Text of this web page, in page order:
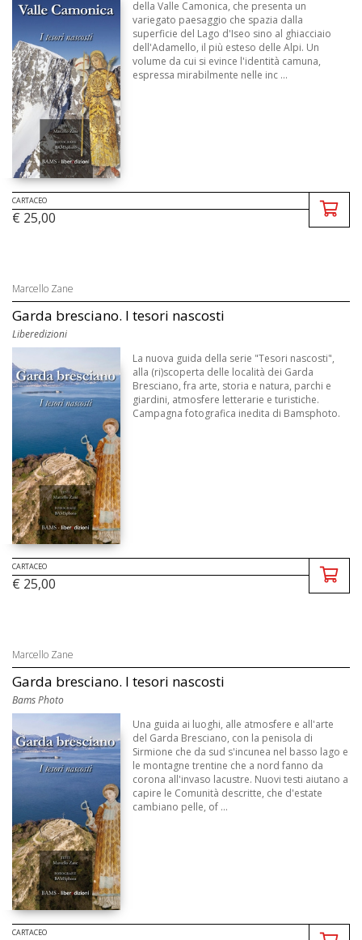
della Valle Camonica, che presenta un
variegato paesaggio che spazia dalla
superficie del Lago d'Iseo sino al ghiacciaio
dell'Adamello, il più esteso delle Alpi. Un
volume da cui si evince l'identità camuna,
espressa mirabilmente nelle inc ...
CARTACEO
€ 25,00
Marcello Zane
Garda bresciano. I tesori nascosti
Liberedizioni
La nuova guida della serie "Tesori nascosti",
alla (ri)scoperta delle località dei Garda
Bresciano, fra arte, storia e natura, parchi e
giardini, atmosfere letterarie e turistiche.
Campagna fotografica inedita di Bamsphoto.
CARTACEO
€ 25,00
Marcello Zane
Garda bresciano. I tesori nascosti
Bams Photo
Una guida ai luoghi, alle atmosfere e all'arte
del Garda Bresciano, con la penisola di
Sirmione che da sud s'incunea nel basso lago e
le montagne trentine che a nord fanno da
corona all'invaso lacustre. Nuovi testi aiutano a
capire le Comunità descritte, che d'estate
cambiano pelle, of ...
CARTACEO